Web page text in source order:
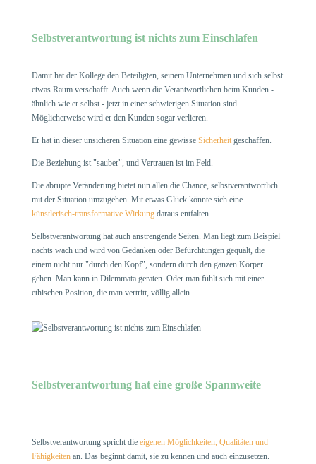
Selbstverantwortung ist nichts zum Einschlafen
Damit hat der Kollege den Beteiligten, seinem Unternehmen und sich selbst
etwas Raum verschafft. Auch wenn die Verantwortlichen beim Kunden -
ähnlich wie er selbst - jetzt in einer schwierigen Situation sind.
Möglicherweise wird er den Kunden sogar verlieren.
Er hat in dieser unsicheren Situation eine gewisse Sicherheitgeschaffen.
Die Beziehung ist "sauber", und Vertrauen ist im Feld.
Die abrupte Veränderung bietet nun allen die Chance, selbstverantwortlich
mit der Situation umzugehen. Mit etwas Glück könnte sich eine
künstlerisch-transformative Wirkungdaraus entfalten.
Selbstverantwortung hat auch anstrengende Seiten. Man liegt zum Beispiel
nachts wach und wird von Gedanken oder Befürchtungen gequält, die
einem nicht nur "durch den Kopf", sondern durch den ganzen Körper
gehen. Man kann in Dilemmata geraten. Oder man fühlt sich mit einer
ethischen Position, die man vertritt, völlig allein.
Selbstverantwortung hat eine große Spannweite
Selbstverantwortung spricht die eigenen Möglichkeiten, Qualitäten und
Fähigkeitenan. Das beginnt damit, sie zu kennen und auch einzusetzen.